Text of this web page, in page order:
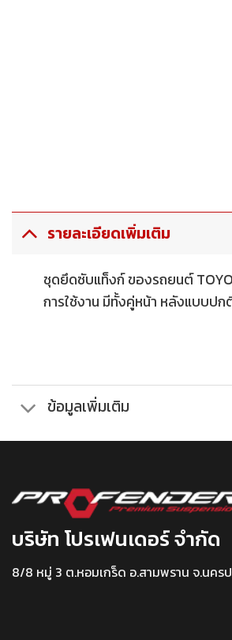
รายละเอียดเพิ่มเติม
ชุดยึดซับแท็งก์ ของรถยนต์
การใช้งาน มีทั้งคู่หน้า หลังแบบปก
ข้อมูลเพิ่มเติม
บริษัท โปรเฟนเดอร์ จำกัด
8/8 หมู่ 3 ต.หอมเกร็ด อ.สามพราน จ.นคร